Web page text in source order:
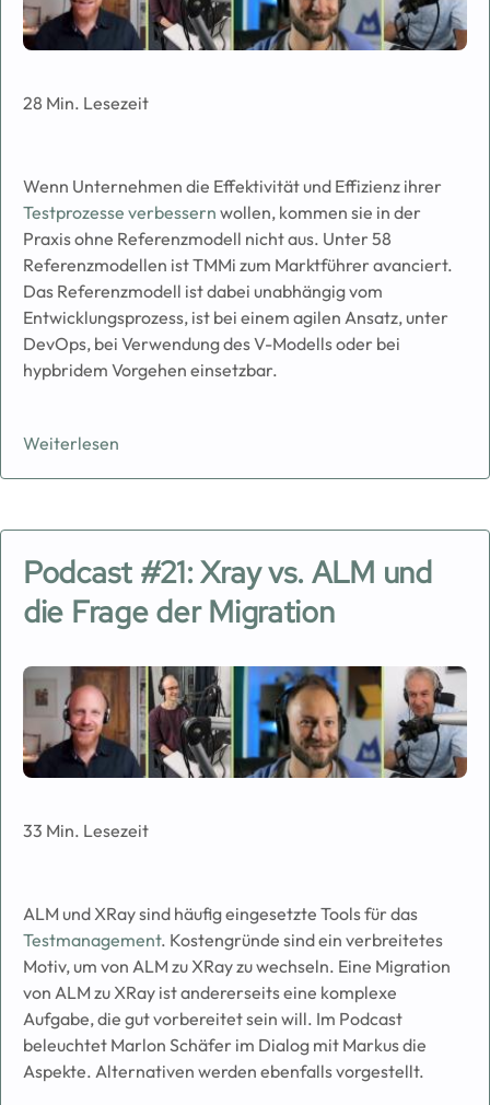
28 Min. Lesezeit
Wenn Unternehmen die Effektivität und Effizienz ihrer
Testprozesse verbessern wollen, kommen sie in der
Praxis ohne Referenzmodell nicht aus. Unter 58
Referenzmodellen ist TMMi zum Marktführer avanciert.
Das Referenzmodell ist dabei unabhängig vom
Entwicklungsprozess, ist bei einem agilen Ansatz, unter
DevOps, bei Verwendung des V-Modells oder bei
hypbridem Vorgehen einsetzbar.
Weiterlesen
Podcast #21: Xray vs. ALM und
die Frage der Migration
Image
33 Min. Lesezeit
ALM und XRay sind häufig eingesetzte Tools für das
Testmanagement. Kostengründe sind ein verbreitetes
Motiv, um von ALM zu XRay zu wechseln. Eine Migration
von ALM zu XRay ist andererseits eine komplexe
Aufgabe, die gut vorbereitet sein will. Im Podcast
beleuchtet Marlon Schäfer im Dialog mit Markus die
Aspekte. Alternativen werden ebenfalls vorgestellt.